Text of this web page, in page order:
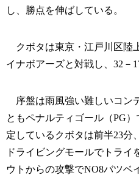
し、勝点を伸ばしている。
クボタは東京・江戸川区陸
イナボアーズと対戦し、32－
序盤は雨風強い難しいコン
ともペナルティゴール（PG
定しているクボタは前半23分
ドライビングモールでトライ
ウトからの攻撃でNO8バツベ